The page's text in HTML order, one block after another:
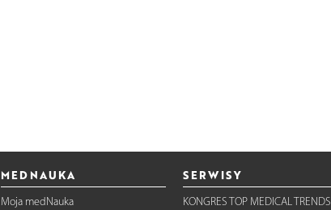
MEDNAUKA
Moja medNauka
SERWISY
KONGRES TOP MEDICAL TRENDS